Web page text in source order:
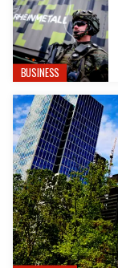
BUSINESS